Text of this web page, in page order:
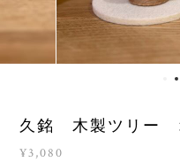
久銘 木製ツリー
¥3,080